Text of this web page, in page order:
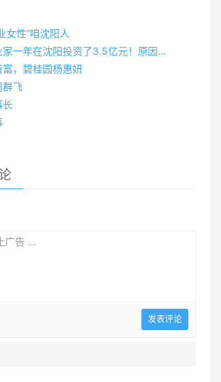
女性”咱沈阳人
“80后”女企业家一年在沈阳投资了3.5亿元！原因是……
富，碧桂园杨惠妍
群飞
长